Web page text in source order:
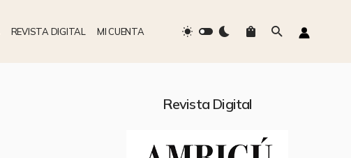
REVISTA DIGITAL MI CUENTA
Revista Digital